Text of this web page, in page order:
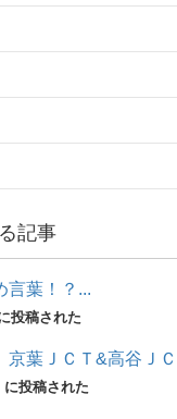
記事
言葉！？...
投稿された
葉ＪＣＴ&高谷ＪＣ
に投稿された